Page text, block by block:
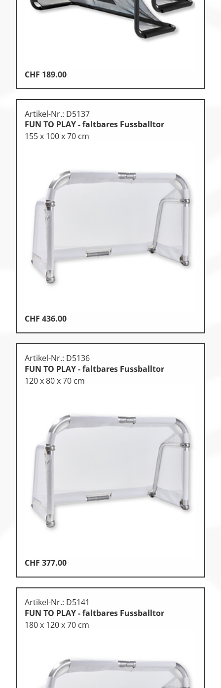
CHF 189.00
Artikel-Nr.: D5137
FUN TO PLAY - faltbares Fussballtor
155 x 100 x 70 cm
CHF 436.00
Artikel-Nr.: D5136
FUN TO PLAY - faltbares Fussballtor
120 x 80 x 70 cm
CHF 377.00
Artikel-Nr.: D5141
FUN TO PLAY - faltbares Fussballtor
180 x 120 x 70 cm